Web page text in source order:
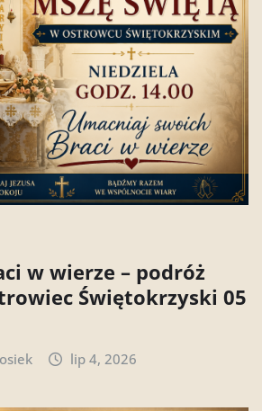
w wierze – podróż
Świętokrzyski 05
lip 4, 2026